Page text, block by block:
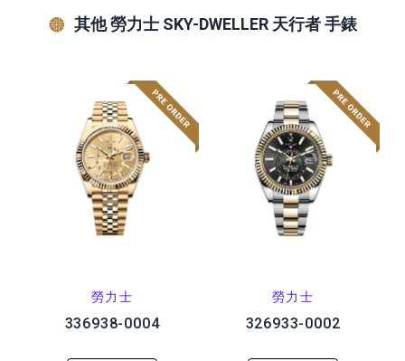
其他 勞力士 SKY-DWELLER 天行者 手錶
勞力士
336938-0004
勞力士
326933-0002